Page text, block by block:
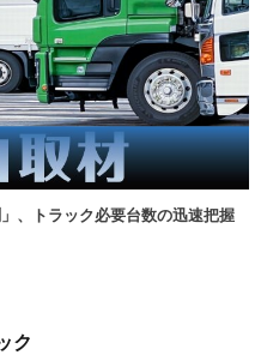
、トラック必要台数の迅速把握
ク